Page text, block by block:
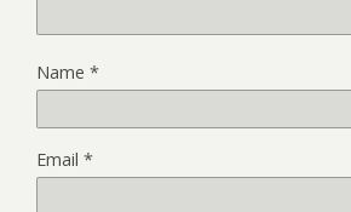
Name *
Email *